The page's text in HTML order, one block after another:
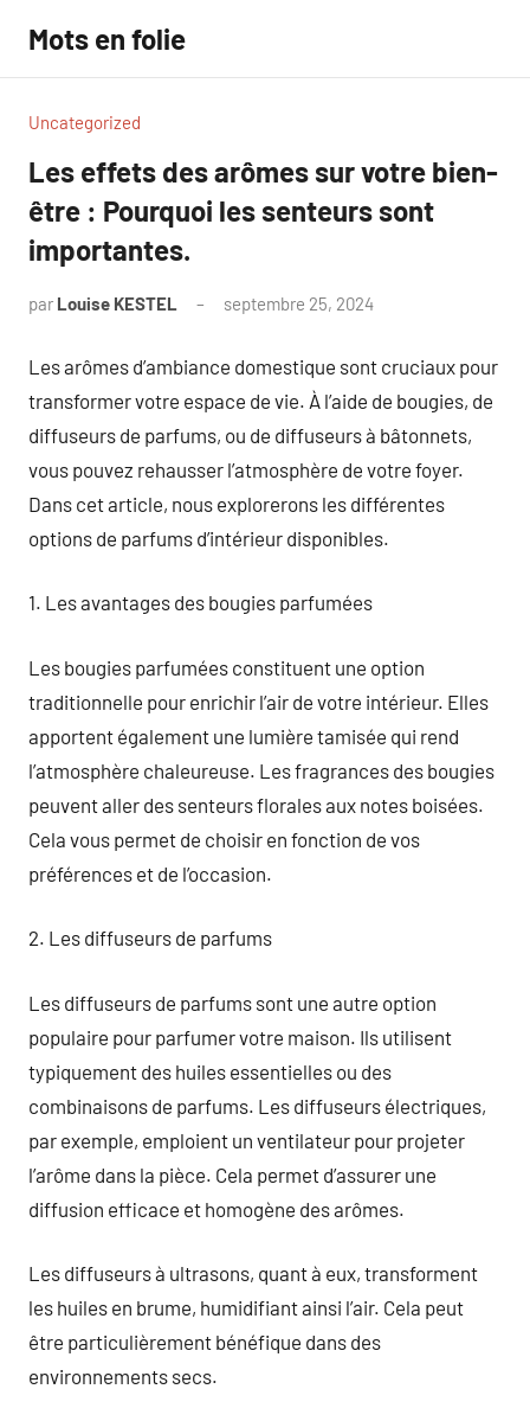
contenu
Mots en folie
Uncategorized
Les effets des arômes sur votre bien-
être : Pourquoi les senteurs sont
importantes.
par Louise KESTEL septembre 25, 2024
Les arômes d’ambiance domestique sont cruciaux pour
transformer votre espace de vie. À l’aide de bougies, de
diffuseurs de parfums, ou de diffuseurs à bâtonnets,
vous pouvez rehausser l’atmosphère de votre foyer.
Dans cet article, nous explorerons les différentes
options de parfums d’intérieur disponibles.
1. Les avantages des bougies parfumées
Les bougies parfumées constituent une option
traditionnelle pour enrichir l’air de votre intérieur. Elles
apportent également une lumière tamisée qui rend
l’atmosphère chaleureuse. Les fragrances des bougies
peuvent aller des senteurs florales aux notes boisées.
Cela vous permet de choisir en fonction de vos
préférences et de l’occasion.
2. Les diffuseurs de parfums
Les diffuseurs de parfums sont une autre option
populaire pour parfumer votre maison. Ils utilisent
typiquement des huiles essentielles ou des
combinaisons de parfums. Les diffuseurs électriques,
par exemple, emploient un ventilateur pour projeter
l’arôme dans la pièce. Cela permet d’assurer une
diffusion efficace et homogène des arômes.
Les diffuseurs à ultrasons, quant à eux, transforment
les huiles en brume, humidifiant ainsi l’air. Cela peut
être particulièrement bénéfique dans des
environnements secs.